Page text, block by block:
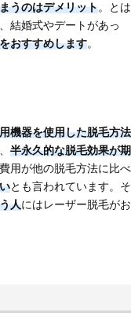
うのはデメリット。とは
結婚式やデートがあっ
おすすめします。
機器を使用した脱毛方法
半永久的な脱毛効果が期
用が他の脱毛方法に比べ
とも言われています。そ
人にはレーザー脱毛がお